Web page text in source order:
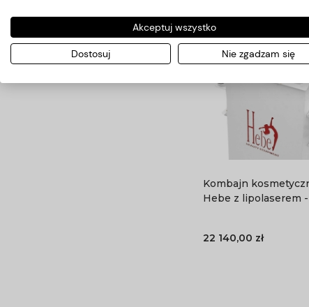
Kombajn
Hebe z lipolaserem
22 140,00 zł
Akceptuj wszystko
Dostosuj Nie zgadzam się